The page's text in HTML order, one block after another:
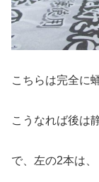
こちらは完全に
こうなれば後は
で、左の2本は、